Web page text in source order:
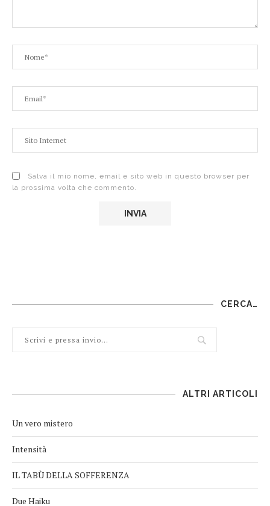
Salva il mio nome, email e sito web in questo browser per
la prossima volta che commento.
CERCA…
ALTRI ARTICOLI
Un vero mistero
Intensità
IL TABÙ DELLA SOFFERENZA
Due Haiku